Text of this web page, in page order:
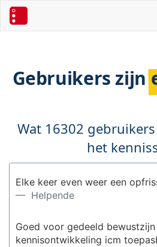
Gebruikers zijn
Wat 16302
het
Elke keer even weer een
— Helpende
Goed voor gedeeld
kennisontwikkeling icm